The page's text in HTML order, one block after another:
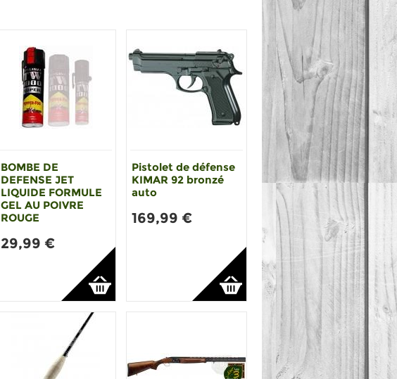
BOMBE DE
DEFENSE JET
LIQUIDE FORMULE
GEL AU POIVRE
ROUGE
29,99 €
Pistolet de défense
KIMAR 92 bronzé
auto
169,99 €